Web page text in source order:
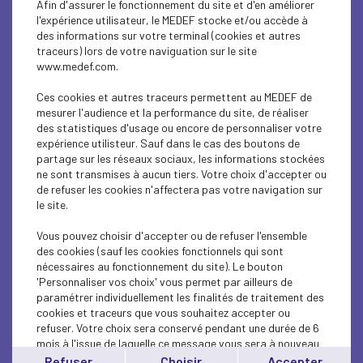
ECONOMY
INTERNATIONAL - EUROPE
ECONOMY
ECONOMY
ECONOMY
ECONOMY
ECONOMY
ECONOMY
ECONOMY
Afin d'assurer le fonctionnement du site et d'en améliorer
l'expérience utilisateur, le MEDEF stocke et/ou accède à
des informations sur votre terminal (cookies et autres
traceurs) lors de votre naviguation sur le site
www.medef.com.
Ces cookies et autres traceurs permettent au MEDEF de
mesurer l'audience et la performance du site, de réaliser
des statistiques d'usage ou encore de personnaliser votre
expérience utilisteur. Sauf dans le cas des boutons de
partage sur les réseaux sociaux, les informations stockées
ne sont transmises à aucun tiers. Votre choix d'accepter ou
de refuser les cookies n'affectera pas votre navigation sur
le site.
Vous pouvez choisir d'accepter ou de refuser l'ensemble
des cookies (sauf les cookies fonctionnels qui sont
nécessaires au fonctionnement du site). Le bouton
'Personnaliser vos choix' vous permet par ailleurs de
paramétrer individuellement les finalités de traitement des
cookies et traceurs que vous souhaitez accepter ou
refuser. Votre choix sera conservé pendant une durée de 6
mois à l'issue de laquelle ce message vous sera à nouveau
affiché..